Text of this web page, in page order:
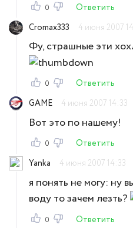
0
Ответить
Cromax333
4 июня 2007
Фу, страшные эти
0
Ответить
GAME
4 июня 2007 14:33
Вот это по нашему!
0
Ответить
Yanka
4 июня 2007 14:33
я понять не могу: ну
воду то зачем лезть?
0
Ответить